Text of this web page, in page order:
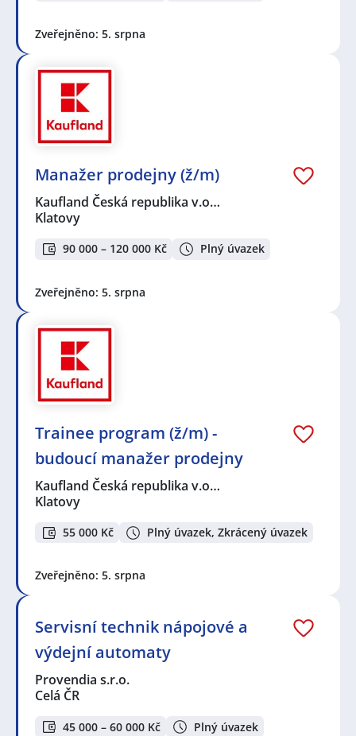
Zveřejněno: 5. srpna
Manažer prodejny (ž/m)
Kaufland Česká republika v.o…
Klatovy
90 000 – 120 000 Kč Plný úvazek
Zveřejněno: 5. srpna
Trainee program (ž/m) -
budoucí manažer prodejny
Kaufland Česká republika v.o…
Klatovy
55 000 Kč Plný úvazek, Zkrácený úvazek
Zveřejněno: 5. srpna
Servisní technik nápojové a
výdejní automaty
Provendia s.r.o.
Celá ČR
45 000 – 60 000 Kč
Plný úvazek